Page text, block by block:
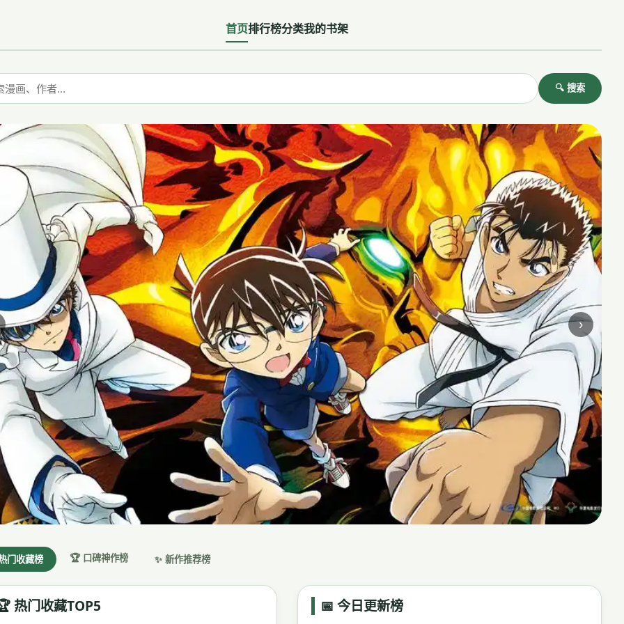
首页排行榜分类我的书架
🔍 搜索
›
门收藏榜 🏆 口碑神作榜 ✨ 新作推荐榜
热门收藏TOP5 📅 今日更新榜